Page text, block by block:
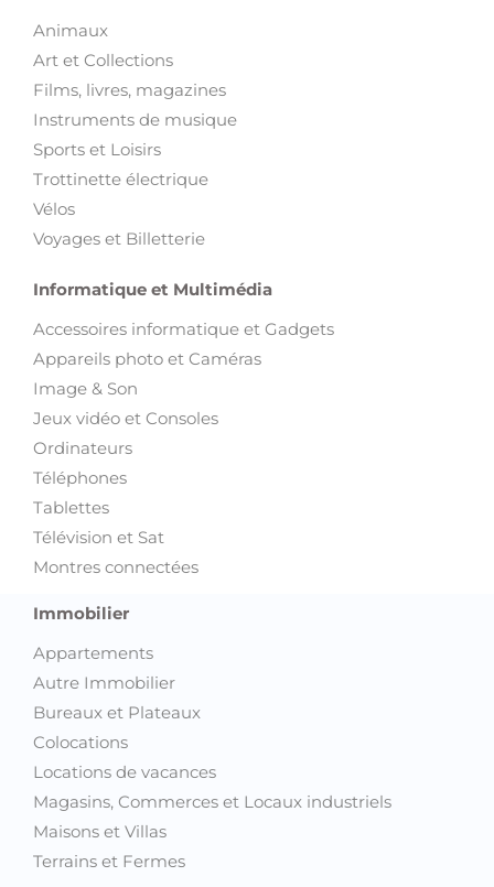
Animaux
Art et Collections
Films, livres, magazines
Instruments de musique
Sports et Loisirs
Trottinette électrique
Vélos
Voyages et Billetterie
Informatique et Multimédia
Accessoires informatique et Gadgets
Appareils photo et Caméras
Image & Son
Jeux vidéo et Consoles
Ordinateurs
Téléphones
Tablettes
Télévision et Sat
Montres connectées
Immobilier
Appartements
Autre Immobilier
Bureaux et Plateaux
Colocations
Locations de vacances
Magasins, Commerces et Locaux industriels
Maisons et Villas
Terrains et Fermes